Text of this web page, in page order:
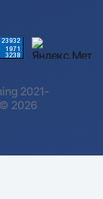
2021-
© 2026